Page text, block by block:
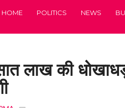
HOME POLITICS NEWS
लाख की